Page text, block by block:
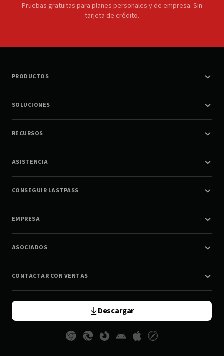
Pruebas gratuitas para planes personales y de empresa. Sin
tarjeta de crédito.
PRODUCTOS
SOLUCIONES
RECURSOS
ASISTENCIA
CONSEGUIR LASTPASS
EMPRESA
ASOCIADOS
CONTACTAR CON VENTAS
Descargar